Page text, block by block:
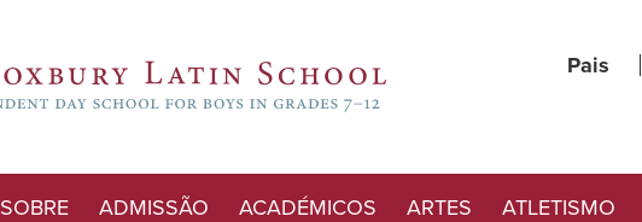
Pais
SOBRE ADMISSÃO ACADÉMICOS ARTES ATLETISMO